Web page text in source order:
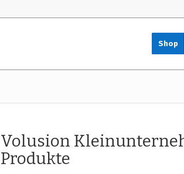
Shop
Volusion
Produkte